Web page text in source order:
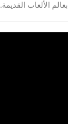
بعالم الألعاب القديمة.